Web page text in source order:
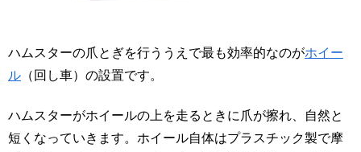
ハムスターの爪とぎを行ううえで最も効率的なのがホイー
ル （回し車）の設置です。
ハムスターがホイールの上を走るときに爪が擦れ、自然と
短くなっていきます。ホイール自体はプラスチック製で摩